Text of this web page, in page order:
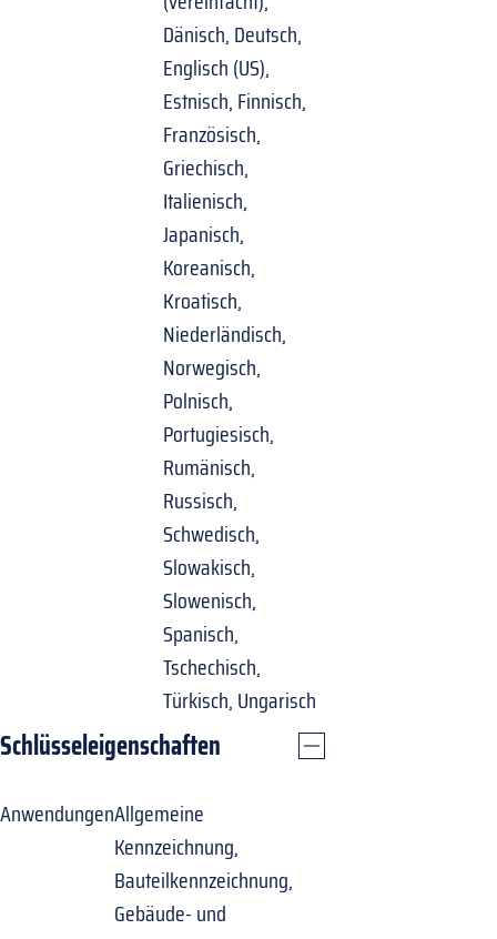
Dänisch, Deutsch,
Englisch (US),
Estnisch, Finnisch,
Französisch,
Griechisch,
Italienisch,
Japanisch,
Koreanisch,
Kroatisch,
Niederländisch,
Norwegisch,
Polnisch,
Portugiesisch,
Rumänisch,
Russisch,
Schwedisch,
Slowakisch,
Slowenisch,
Spanisch,
Tschechisch,
Türkisch, Ungarisch
Schlüsseleigenschaften
AnwendungenAllgemeine
Kennzeichnung,
Bauteilkennzeichnung,
Gebäude- und